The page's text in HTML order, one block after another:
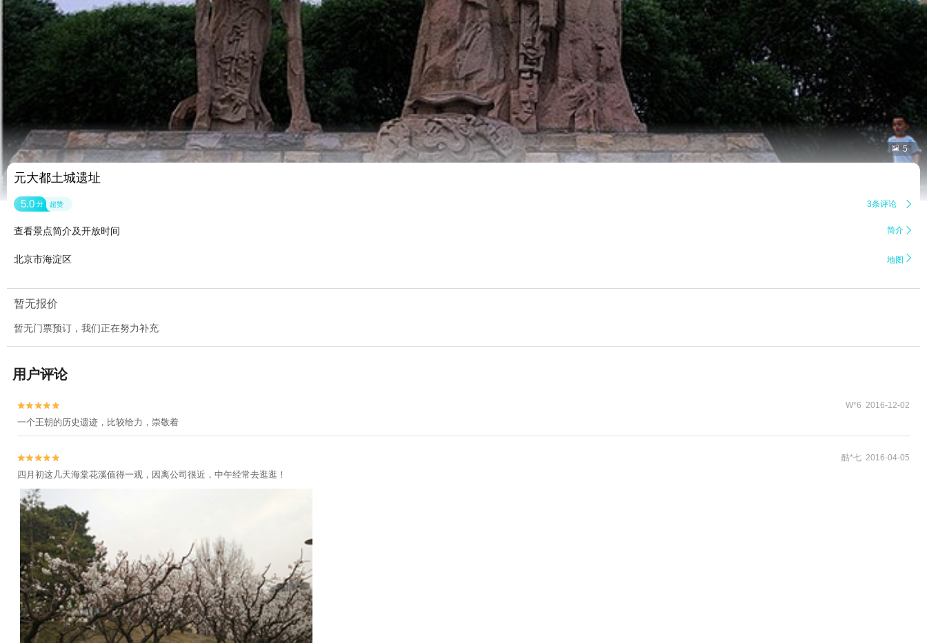
 5
元大都土城遗址
5.0 分 超赞 3条评论 
查看景点简介及开放时间 简介 
北京市海淀区 地图 
暂无报价
暂无门票预订，我们正在努力补充
用户评论

 W*6 2016-12-02
一个王朝的历史遗迹，比较给力，崇敬着

 酷*七 2016-04-05
四月初这几天海棠花溪值得一观，因离公司很近，中午经常去逛逛！